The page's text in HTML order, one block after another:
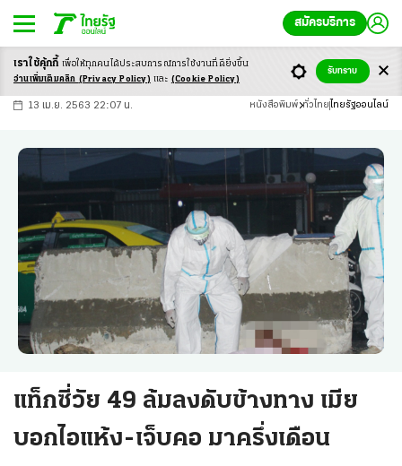
สมัครบริการ
-ก ก ก+
13 เม.ย. 2563 22:07 น. หนังสือพิมพ์ ทั่วไทย ไทยรัฐออนไลน์
แท็กซี่วัย 49 ล้มลงดับข้างทาง เมีย
บอกไอแห้ง-เจ็บคอ มาครึ่งเดือน
เราใช้คุ้กกี้ เพื่อให้ทุกคนได้ประสบการณ์การใช้งานที่ดียิ่งขึ้น
อ่านเพิ่มเติมคลิก (Privacy Policy) และ (Cookie Policy)
รับทราบ